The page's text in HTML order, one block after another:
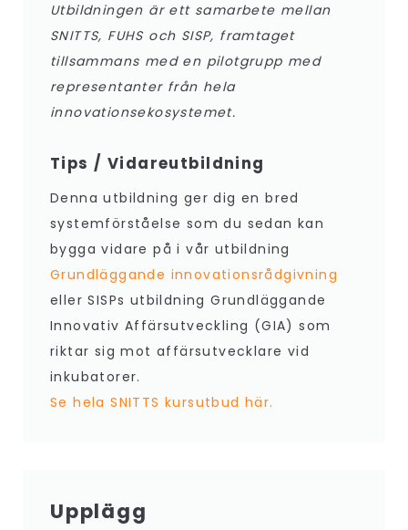
Utbildningen är ett samarbete mellan
SNITTS, FUHS och SISP, framtaget
tillsammans med en pilotgrupp med
representanter från hela
innovationsekosystemet.
Tips / Vidareutbildning
Denna utbildning ger dig en bred
systemförståelse som du sedan kan
bygga vidare på i vår utbildning
Grundläggande innovationsrådgivning
eller SISPs utbildning Grundläggande
Innovativ Affärsutveckling (GIA) som
riktar sig mot affärsutvecklare vid
inkubatorer.
Se hela SNITTS kursutbud här.
Upplägg